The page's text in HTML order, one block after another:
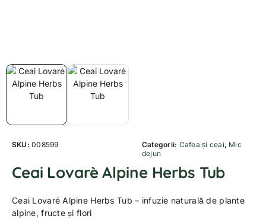
SKU:008599 Categorii: Cafea și ceai, Mic
dejun
Ceai Lovarè Alpine Herbs Tub
Ceai Lovaré Alpine Herbs Tub – infuzie naturală de plante
alpine, fructe și flori